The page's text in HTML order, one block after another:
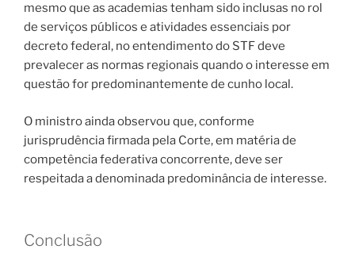
mesmo que as academias tenham sido inclusas no rol
de serviços públicos e atividades essenciais por
decreto federal, no entendimento do STF deve
prevalecer as normas regionais quando o interesse em
questão for predominantemente de cunho local.
O ministro ainda observou que, conforme
jurisprudência firmada pela Corte, em matéria de
competência federativa concorrente, deve ser
respeitada a denominada predominância de interesse.
Conclusão